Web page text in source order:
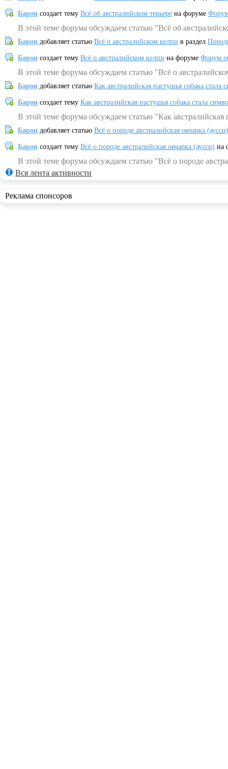
Барон создает тему Всё об австралийском терьере на форуме
В этой теме форума обсуждаем статью "Всё об
Барон добавляет статью Всё о австралийском келпи в раздел
Барон создает тему Всё о австралийском келпи на форуме Форум
В этой теме форума обсуждаем статью "Всё о
Барон добавляет статью Как австралийская пастушья собака
Барон создает тему Как австралийская пастушья собака стала
В этой теме форума обсуждаем статью "Как
Барон добавляет статью Всё о породе австралийская овчарка (аусси)
Барон создает тему Всё о породе австралийская овчарка (аусси) на
В этой теме форума обсуждаем статью "Всё о породе
Вся лента активности
Реклама спонсоров